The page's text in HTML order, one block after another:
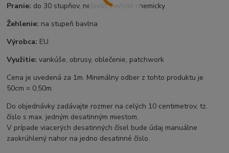
Pranie: do 30 stupňov, nebieliť, nečistiť chemicky
Žehlenie: na stupeň bavlna
Výrobca: EU
Využitie: vankúše, obrusy, oblečenie, patchwork
Cena je uvedená za 1m. Minimálny odber z tohto produktu je
50cm = 0,50m.
Do objednávky zadávajte rozmer na celých 10 centimetrov, tz.
číslo s max. jedným desatinným miestom.
V prípade viacerých desatinných čísel bude údaj manuálne
zaokrúhlený nahor na jedno desatinné číslo.